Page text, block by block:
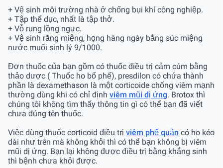
+ Vệ sinh môi trường nhà ở chống bụi khí công nghiệp.
+ Tập thể dục, nhất là tập thở.
+ Vỗ rung lồng ngực.
+ Vệ sinh răng miệng, họng hàng ngày bằng súc miệng
nước muối sinh lý 9/1000.
Đơn thuốc của bạn gồm có thuốc điều trị cảm cúm bằng
thảo dược ( Thuốc ho bổ phế), presdilon có chứa thành
phần là dexamethason là một corticoide chống viêm mạnh
thường dùng khi có chỉ định viêm mũi dị ứng. Brotox thì
chúng tôi không tìm thấy thông tin gì có thể bạn đã viết
chưa đúng tên thuốc.
Việc dùng thuốc corticoid điều trị viêm phế quản có ho kéo
dài như trên mà không khỏi thì có thể bạn không bị viêm
mũi dị ứng. Bạn lại không được điều trị bằng khắng sinh
thì bệnh chưa khỏi được.